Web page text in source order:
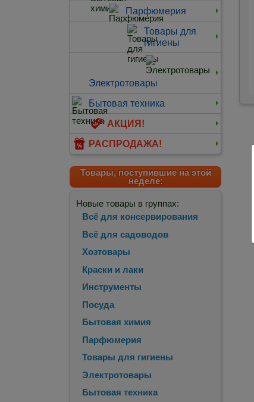
Парфюмерия
Товары для
гигиены
Электротовары
Бытовая техника
АКЦИЯ!
РАСПРОДАЖА!
Товары, поступившие на этой
неделе:
Новые товары в группах:
Всё для консервирования
Всё для садоводов
Хозтовары
Краски и лаки
Инструменты
Посуда
Бытовая химия
Парфюмерия
Товары для гигиены
Электротовары
Бытовая техника